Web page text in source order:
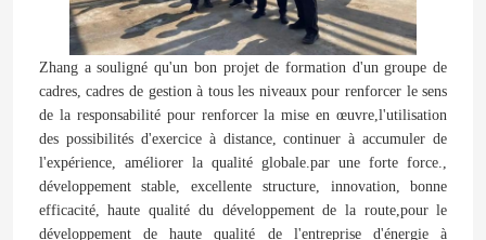
Vidéos
Au sujet de nous
Visite d'usine
Zhang a souligné qu'un bon projet de formation d'un groupe de
cadres, cadres de gestion à tous les niveaux pour renforcer le sens
de la responsabilité pour renforcer la mise en œuvre,l'utilisation
des possibilités d'exercice à distance, continuer à accumuler de
l'expérience, améliorer la qualité globale.par une forte force.,
développement stable, excellente structure, innovation, bonne
efficacité, haute qualité du développement de la route,pour le
développement de haute qualité de l'entreprise d'énergie à